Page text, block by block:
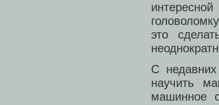
это
С
научить
машинное